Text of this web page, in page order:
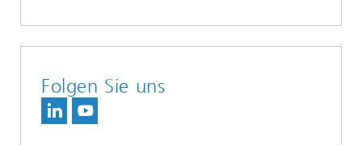
Folgen Sie uns